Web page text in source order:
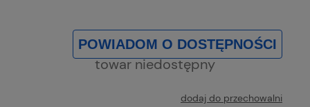
POWIADOM O DOSTĘPNOŚCI
towar niedostępny
dodaj do przechowalni